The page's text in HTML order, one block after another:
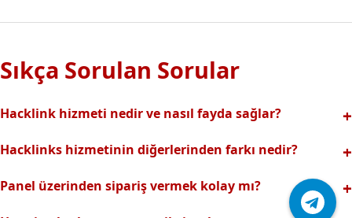
Sıkça Sorulan Sorular
Hacklink hizmeti nedir ve nasıl fayda sağlar?
backlinklerle sitenizin arama motorlarındaki
sıralamalarınız hızlıca yükselir.
Hacklinks hizmetinin diğerlerinden farkı nedir?
riski olmadan, en kaliteli ve etkili backlinkler sunuyoruz.
Profesyonel ekibimizle hızlı destek sağlanır.Ayrıca Daha
Panel üzerinden sipariş vermek kolay mı?
Hacklinks paneli kullanıcı dostu arayüzüyle kolayca sipariş